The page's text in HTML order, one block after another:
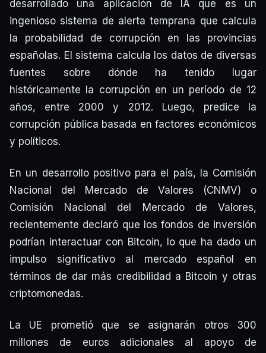
desarrollado una aplicación de IA que es un
ingenioso sistema de alerta temprana que calcula
la probabilidad de corrupción en las provincias
españolas. El sistema calcula los datos de diversas
fuentes sobre dónde ha tenido lugar
históricamente la corrupción en un período de 12
años, entre 2000 y 2012. Luego, predice la
corrupción pública basada en factores económicos
y políticos.
En un desarrollo positivo para el país, la Comisión
Nacional del Mercado de Valores (CNMV) o
Comisión Nacional del Mercado de Valores,
recientemente declaró que los fondos de inversión
podrían interactuar con Bitcoin, lo que ha dado un
impulso significativo al mercado español en
términos de dar más credibilidad a Bitcoin y otras
criptomonedas.
La UE prometió que se asignarán otros 300
millones de euros adicionales al apoyo de